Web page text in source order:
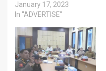
January 17, 2023
In "ADVERTISE"